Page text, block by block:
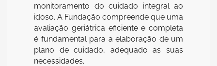
monitoramento do cuidado integral ao
idoso. A Fundação compreende que uma
avaliação geriátrica eficiente e completa
é fundamental para a elaboração de um
plano de cuidado, adequado as suas
necessidades.